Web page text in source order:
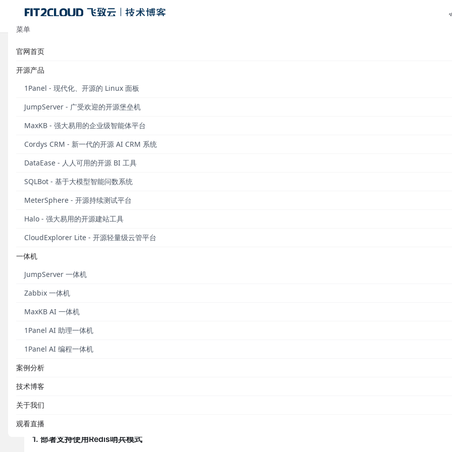
菜单
官网首页
开源产品
1Panel - 现代化、开源的 Linux 面板
JumpServer - 广受欢迎的开源堡垒机
MaxKB - 强大易用的企业级智能体平台
Cordys CRM - 新一代的开源 AI CRM 系统
DataEase - 人人可用的开源 BI 工具
SQLBot - 基于大模型智能问数系统
MeterSphere - 开源持续测试平台
Halo - 强大易用的开源建站工具
CloudExplorer Lite - 开源轻量级云管平台
一体机
JumpServer 一体机
Zabbix 一体机
MaxKB AI 一体机
1Panel AI 助理一体机
1Panel AI 编程一体机
案例分析
技术博客
关于我们
观看直播
部署支持使用Redis哨兵模式，支持纳管ClickHouse数据库，JumpServer堡垒机
v2.28.0发布
2022年11月21日，JumpServer开源堡垒机正式发布v2.28.0版本。在这一版本中，JumpServer的部署支持使用Redis
新增、更新、删除等操作时，在操作日志中可以查看变更前和变更后的详细信息。
X-Pack增强包方面，在同步云资产模块中，JumpServer除了支持阿里云、腾讯云、腾讯云（轻量应用服务器）、华为
云、百度云、京东云、AWS（中国）、AWS（国际）、Azure（中国）、Azure（国际）、谷歌云、VMware、青云私
云、华为私有云、天翼私有云、OpenStack、Nutanix、Fusion Compute、局域网等云平台以外，新增支持金山云资产
同步，并且支持选择IP类型（私有IP或公有IP），以满足企业在多云资产纳管方面的实际需求，协助用户实现对私有云、
公有云资产的统一纳管。
在这一版本中，JumpServer还新增支持对ClickHouse数据库的管理、连接、操作和审计功能。目前JumpServer已经
持的数据库类型包括：MySQL、MariaDB、MongoDB、Redis、Oracle（X-Pack增强包内）、PostgreSQL（X-Pack
还增加了通过手机短信找回用户密码的功能。
新增功能
1. 部署支持使用Redis哨兵模式